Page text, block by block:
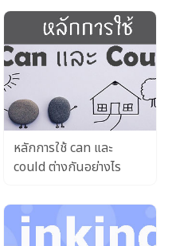
หลักการใช้ can และ
could ต่างกันอย่างไร